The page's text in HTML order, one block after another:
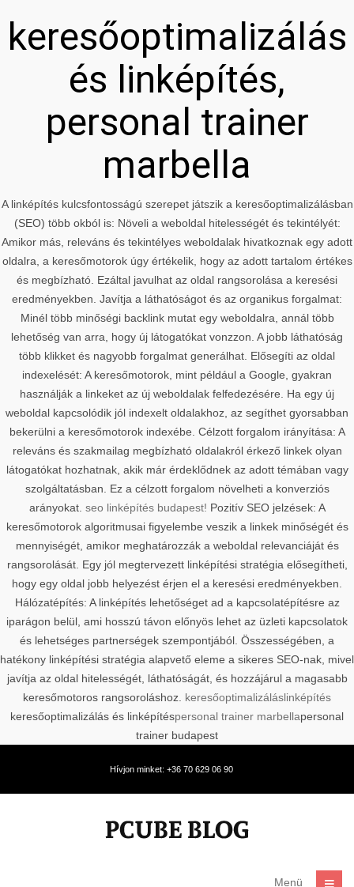
keresőoptimalizálás
és linképítés,
personal trainer
marbella
A linképítés kulcsfontosságú szerepet játszik a keresőoptimalizálásban
(SEO) több okból is: Növeli a weboldal hitelességét és tekintélyét:
Amikor más, releváns és tekintélyes weboldalak hivatkoznak egy adott
oldalra, a keresőmotorok úgy értékelik, hogy az adott tartalom értékes
és megbízható. Ezáltal javulhat az oldal rangsorolása a keresési
eredményekben. Javítja a láthatóságot és az organikus forgalmat:
Minél több minőségi backlink mutat egy weboldalra, annál több
lehetőség van arra, hogy új látogatókat vonzzon. A jobb láthatóság
több klikket és nagyobb forgalmat generálhat. Elősegíti az oldal
indexelését: A keresőmotorok, mint például a Google, gyakran
használják a linkeket az új weboldalak felfedezésére. Ha egy új
weboldal kapcsolódik jól indexelt oldalakhoz, az segíthet gyorsabban
bekerülni a keresőmotorok indexébe. Célzott forgalom irányítása: A
releváns és szakmailag megbízható oldalakról érkező linkek olyan
látogatókat hozhatnak, akik már érdeklődnek az adott témában vagy
szolgáltatásban. Ez a célzott forgalom növelheti a konverziós
arányokat. seo linképítés budapest! Pozitív SEO jelzések: A
keresőmotorok algoritmusai figyelembe veszik a linkek minőségét és
mennyiségét, amikor meghatározzák a weboldal relevanciáját és
rangsorolását. Egy jól megtervezett linképítési stratégia elősegítheti,
hogy egy oldal jobb helyezést érjen el a keresési eredményekben.
Hálózatépítés: A linképítés lehetőséget ad a kapcsolatépítésre az
iparágon belül, ami hosszú távon előnyös lehet az üzleti kapcsolatok
és lehetséges partnerségek szempontjából. Összességében, a
hatékony linképítési stratégia alapvető eleme a sikeres SEO-nak, mivel
javítja az oldal hitelességét, láthatóságát, és hozzájárul a magasabb
keresőmotoros rangsoroláshoz. keresőoptimalizáláslinképítés
keresőoptimalizálás és linképítéspersonal trainer marbellapersonal
trainer budapest
Hívjon minket: +36 70 629 06 90
Menü